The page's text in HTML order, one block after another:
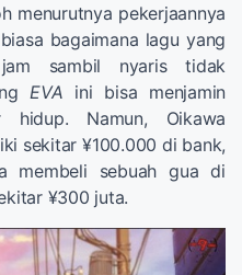
menurutnya pekerjaannya
bagaimana lagu yang
sambil nyaris tidak
EVA ini bisa menjamin
hidup. Namun, Oikawa
sekitar ¥100.000 di bank,
membeli sebuah gua di
¥300 juta.